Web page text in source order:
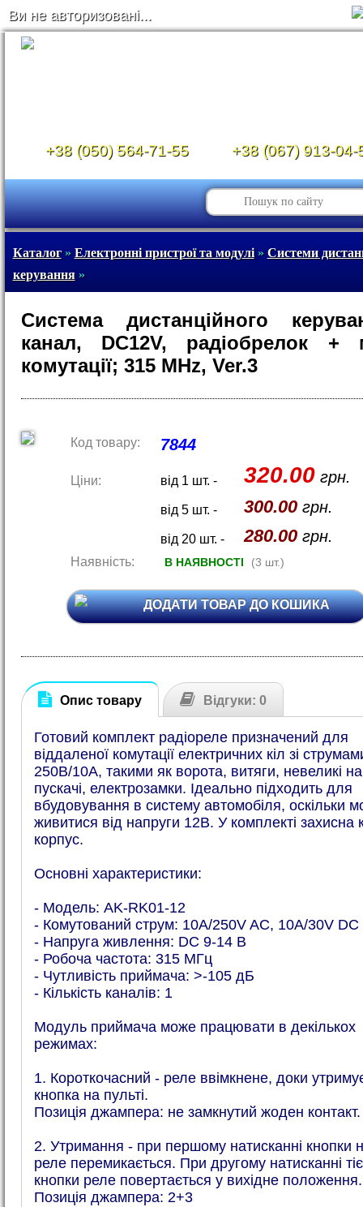
Ви не авторизовані...
+38 (050) 564-71-55 +38 (067) 913-04-
Каталог» Електронні пристрої та модулі» Системи
керування»
Система дистанційного
канал, DC12V, радіобрелок +
комутації; 315 MHz, Ver.3
Код товару: 7844
Ціни: від 1 шт. - 320.00грн.
від 5 шт. - 300.00грн.
від 20 шт. - 280.00грн.
Наявність: В НАЯВНОСТІ (3 шт.)
ДОДАТИ ТОВАР ДО КОШИКА
Опис товару Відгуки: 0
Готовий комплект радіореле призначений для
віддаленої комутації електричних кіл зі
250В/10А, такими як ворота, витяги, невеликі
пускачі, електрозамки. Ідеально підходить для
вбудовування в систему автомобіля, оскільки
живитися від напруги 12В. У комплекті захисна
корпус.
Основні характеристики:
- Модель: AK-RK01-12
- Комутований струм: 10A/250V AC, 10A/30V DC
- Напруга живлення: DC 9-14 В
- Робоча частота: 315 МГц
- Чутливість приймача: >-105 дБ
- Кількість каналів: 1
Модуль приймача може працювати в декількох
режимах:
1. Короткочасний - реле ввімкнене, доки
кнопка на пульті.
Позиція джампера: не замкнутий жоден контакт.
2. Утримання - при першому натисканні кнопки
реле перемикається. При другому натисканні
кнопки реле повертається у вихідне положення.
Позиція джампера: 2+3